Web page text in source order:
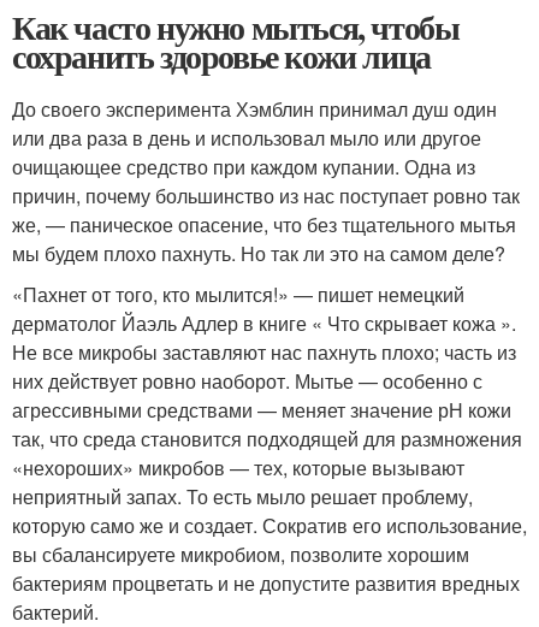
Как часто нужно мыться, чтобы
сохранить здоровье кожи лица
До своего эксперимента Хэмблин принимал душ один
или два раза в день и использовал мыло или другое
очищающее средство при каждом купании. Одна из
причин, почему большинство из нас поступает ровно так
же, — паническое опасение, что без тщательного мытья
мы будем плохо пахнуть. Но так ли это на самом деле?
«Пахнет от того, кто мылится!» — пишет немецкий
дерматолог Йаэль Адлер в книге « Что скрывает кожа ».
Не все микробы заставляют нас пахнуть плохо; часть из
них действует ровно наоборот. Мытье — особенно с
агрессивными средствами — меняет значение рН кожи
так, что среда становится подходящей для размножения
«нехороших» микробов — тех, которые вызывают
неприятный запах. То есть мыло решает проблему,
которую само же и создает. Сократив его использование,
вы сбалансируете микробиом, позволите хорошим
бактериям процветать и не допустите развития вредных
бактерий.